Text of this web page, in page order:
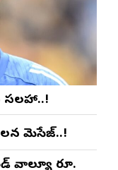
సలహా..!
మెసేజ్..!
వాల్యూ రూ.